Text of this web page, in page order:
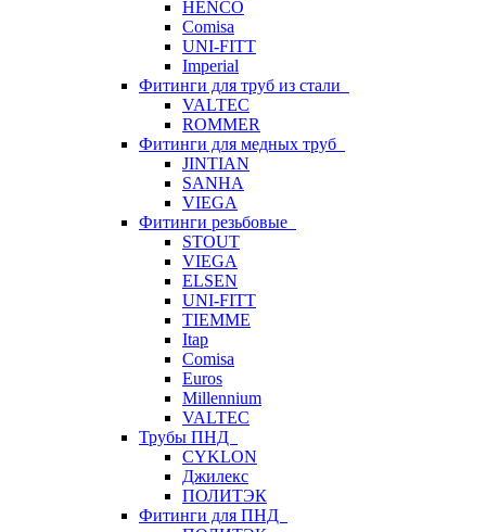
HENCO
Comisa
UNI-FITT
Imperial
Фитинги для труб из стали
VALTEC
ROMMER
Фитинги для медных труб
JINTIAN
SANHA
VIEGA
Фитинги резьбовые
STOUT
VIEGA
ELSEN
UNI-FITT
TIEMME
Itap
Comisa
Euros
Millennium
VALTEC
Трубы ПНД
CYKLON
Джилекс
ПОЛИТЭК
Фитинги для ПНД